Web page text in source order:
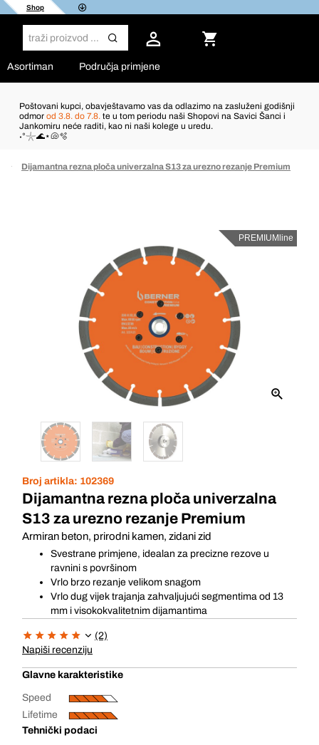
Shop
Asortiman Područja primjene
Poštovani kupci, obavještavamo vas da odlazimo na zasluženi godišnji
odmor od 3.8. do 7.8. te u tom periodu naši Shopovi na Savici Šanci i
Jankomiru neće raditi, kao ni naši kolege u uredu.
˖°𓇼🌊⋆🐚🫧
Dijamantna rezna ploča univerzalna S13 za urezno rezanje Premium
PREMIUMline
Broj artikla: 102369
Dijamantna rezna ploča univerzalna
S13 za urezno rezanje Premium
Armiran beton, prirodni kamen, zidani zid
Svestrane primjene, idealan za precizne rezove u
ravnini s površinom
Vrlo brzo rezanje velikom snagom
Vrlo dug vijek trajanja zahvaljujući segmentima od 13
mm i visokokvalitetnim dijamantima
(2)
Napiši recenziju
Glavne karakteristike
Speed
Lifetime
Tehnički podaci